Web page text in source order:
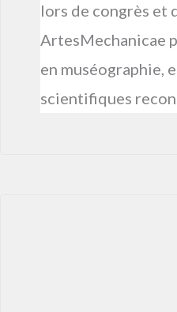
lors de congrès et
ArtesMechanicae
en muséographie,
scientifiques